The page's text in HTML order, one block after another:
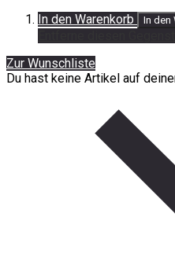
In den Warenkorb
In den
Zur Wunschliste
Du hast keine Artikel auf